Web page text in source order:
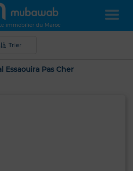
immobilier du Maroc
Trier
Pas Cher